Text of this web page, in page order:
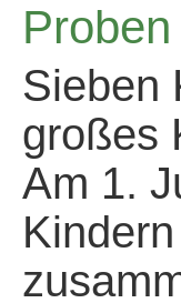
Sieben
großes
Am 1.